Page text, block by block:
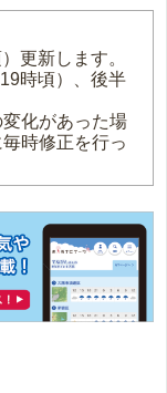
更新します。
時頃）、後半
化があった場
時修正を行っ